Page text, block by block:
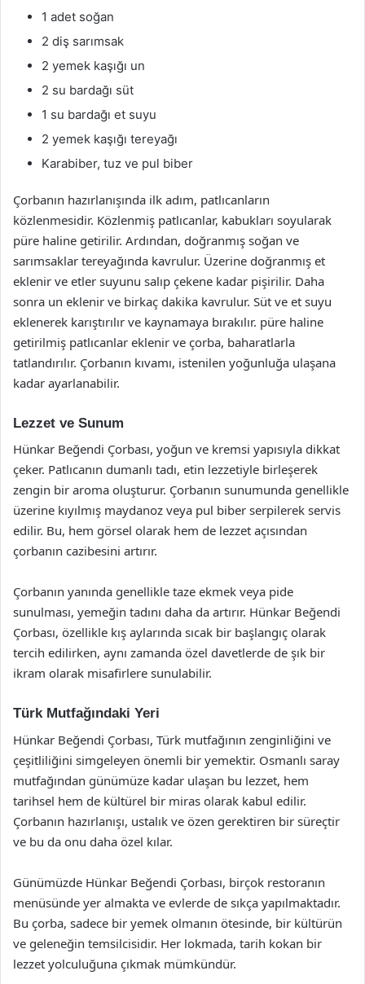
1 adet soğan
2 diş sarımsak
2 yemek kaşığı un
2 su bardağı süt
1 su bardağı et suyu
2 yemek kaşığı tereyağı
Karabiber, tuz ve pul biber
Çorbanın hazırlanışında ilk adım, patlıcanların
közlenmesidir. Közlenmiş patlıcanlar, kabukları soyularak
püre haline getirilir. Ardından, doğranmış soğan ve
sarımsaklar tereyağında kavrulur. Üzerine doğranmış et
eklenir ve etler suyunu salıp çekene kadar pişirilir. Daha
sonra un eklenir ve birkaç dakika kavrulur. Süt ve et suyu
eklenerek karıştırılır ve kaynamaya bırakılır. püre haline
getirilmiş patlıcanlar eklenir ve çorba, baharatlarla
tatlandırılır. Çorbanın kıvamı, istenilen yoğunluğa ulaşana
kadar ayarlanabilir.
Lezzet ve Sunum
Hünkar Beğendi Çorbası, yoğun ve kremsi yapısıyla dikkat
çeker. Patlıcanın dumanlı tadı, etin lezzetiyle birleşerek
zengin bir aroma oluşturur. Çorbanın sunumunda genellikle
üzerine kıyılmış maydanoz veya pul biber serpilerek servis
edilir. Bu, hem görsel olarak hem de lezzet açısından
çorbanın cazibesini artırır.
Çorbanın yanında genellikle taze ekmek veya pide
sunulması, yemeğin tadını daha da artırır. Hünkar Beğendi
Çorbası, özellikle kış aylarında sıcak bir başlangıç olarak
tercih edilirken, aynı zamanda özel davetlerde de şık bir
ikram olarak misafirlere sunulabilir.
Türk Mutfağındaki Yeri
Hünkar Beğendi Çorbası, Türk mutfağının zenginliğini ve
çeşitliliğini simgeleyen önemli bir yemektir. Osmanlı saray
mutfağından günümüze kadar ulaşan bu lezzet, hem
tarihsel hem de kültürel bir miras olarak kabul edilir.
Çorbanın hazırlanışı, ustalık ve özen gerektiren bir süreçtir
ve bu da onu daha özel kılar.
Günümüzde Hünkar Beğendi Çorbası, birçok restoranın
menüsünde yer almakta ve evlerde de sıkça yapılmaktadır.
Bu çorba, sadece bir yemek olmanın ötesinde, bir kültürün
ve geleneğin temsilcisidir. Her lokmada, tarih kokan bir
lezzet yolculuğuna çıkmak mümkündür.